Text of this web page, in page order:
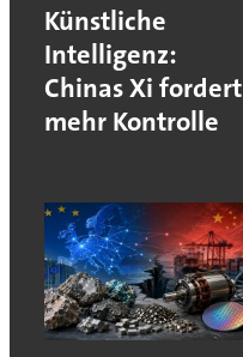
Künstliche
Intelligenz:
Chinas Xi fordert
mehr Kontrolle